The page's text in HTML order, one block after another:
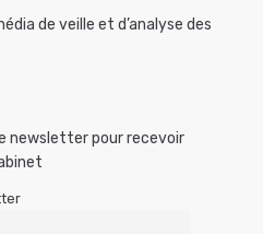
de veille et d’analyse des
newsletter pour recevoir